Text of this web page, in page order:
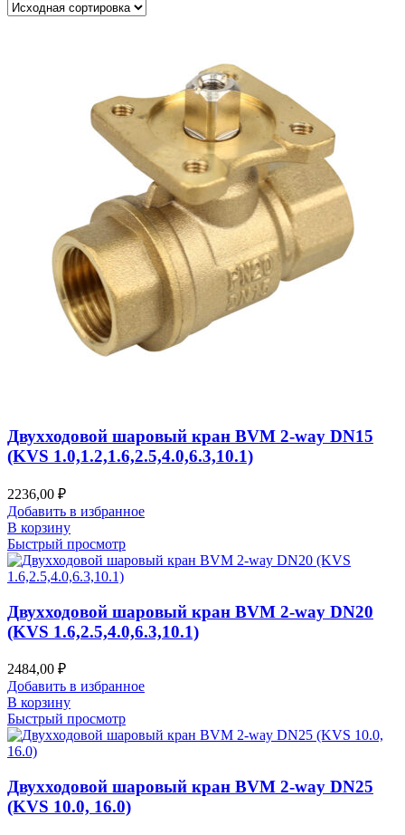
Двухходовой шаровый кран BVM 2-way DN15
(KVS 1.0,1.2,1.6,2.5,4.0,6.3,10.1)
2236,00 ₽
Добавить в избранное
В корзину
Быстрый просмотр
Двухходовой шаровый кран BVM 2-way DN20
(KVS 1.6,2.5,4.0,6.3,10.1)
2484,00 ₽
Добавить в избранное
В корзину
Быстрый просмотр
Двухходовой шаровый кран BVM 2-way DN25
(KVS 10.0, 16.0)